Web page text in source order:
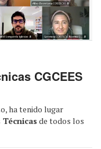
CGCEES
ha tenido lugar
de todos los